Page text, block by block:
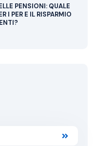
PENSIONI: QUALE
I PER E IL RISPARMIO